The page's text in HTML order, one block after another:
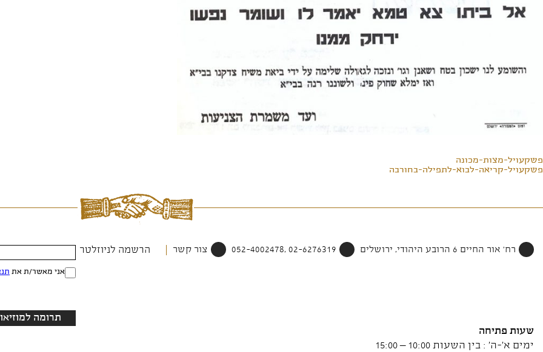
פשקעויל-מצות-מכונה
פשקעויל-קריאה-לבוא-לתפילה-בחורבה
רח' אור החיים 6 הרובע היהודי, ירושלים 02-6276319 ,052-4002478 צור קשר הרשמה לניוזלטר
אני מאשר/ת את
תרומה
שעות פתיחה
ימים א'-ה' : בין השעות 10:00 – 15:00